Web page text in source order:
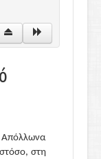
στη